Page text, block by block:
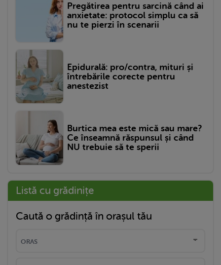
Pregătirea pentru sarcină când ai
anxietate: protocol simplu ca să
nu te pierzi în scenarii
Epidurală: pro/contra, mituri și
întrebările corecte pentru
anestezist
Burtica mea este mică sau mare?
Ce înseamnă răspunsul și când
NU trebuie să te sperii
Listă cu grădinițe
Caută o grădință în orașul tău